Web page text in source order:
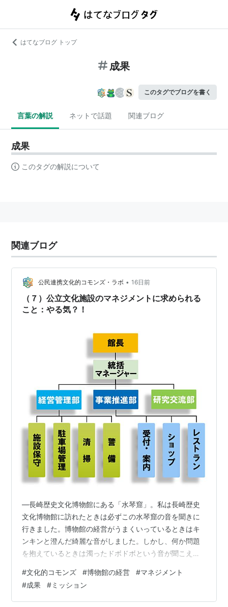
はてなブログ トップ
成果
このタグでブログを書く
言葉の解説 ネットで話題 関連ブログ
成果
このタグの解説について
関連ブログ
公民連携文化的コモンズ・ラボ • 16日前
（７）公立文化施設のマネジメントに求められる
こと：やる気？！
―長崎歴史文化博物館にある「水琴窟」。私は長崎歴史
文化博物館に訪れたときは必ずこの水琴窟の音を聞きに
行きました。博物館の経営がうまくいっているときはキ
ンキンと澄んだ綺麗な音がしました。しかし、何か問題
を抱えているときは濁ったドボドボという音が聞こえた
ッフと一緒にいろいろなことを話し合ったり館内の様子
をしっかりと見るようにして問題発見に努めました。―
「水琴窟」（長崎歴史文化博物館） ―――――――― 公
#文化的コモンズ #博物館の経営 #マネジメント
#成果 #ミッション